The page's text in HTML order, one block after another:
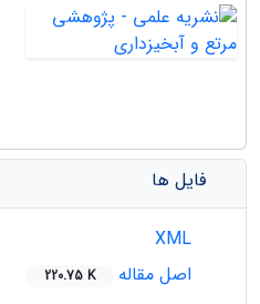
فایل ها
اصل مقاله
220.75 K